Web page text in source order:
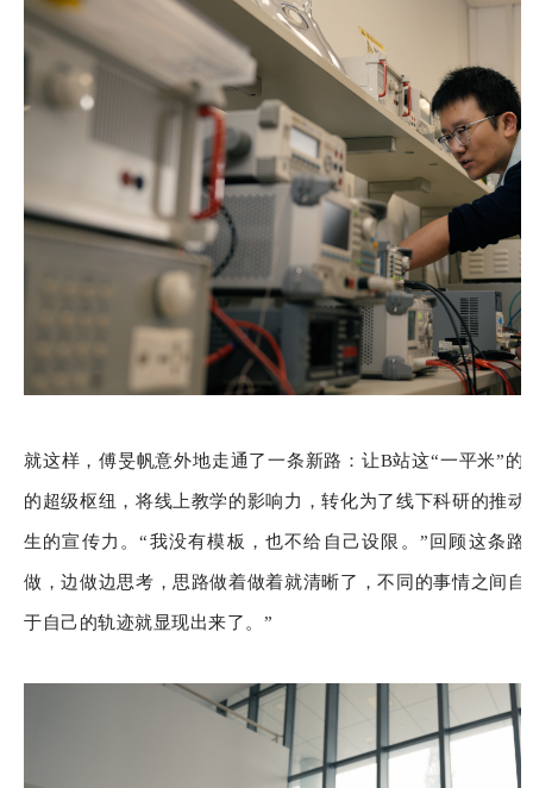
就这样，傅旻帆意外地走通了一条新路：让B站这“一平米”
的超级枢纽，将线上教学的影响力，转化为了线下科研的推
生的宣传力。“我没有模板，也不给自己设限。”回顾这条
做，边做边思考，思路做着做着就清晰了，不同的事情之间
于自己的轨迹就显现出来了。”